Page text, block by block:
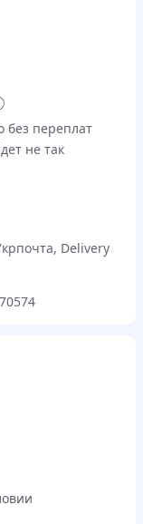
без переплат
не так
Delivery